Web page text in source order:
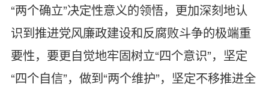
“两个确立”决定性意义的领悟，更加深刻地认
识到推进党风廉政建设和反腐败斗争的极端重
要性，要更自觉地牢固树立“四个意识”，坚定
“四个自信”，做到“两个维护”，坚定不移推进全